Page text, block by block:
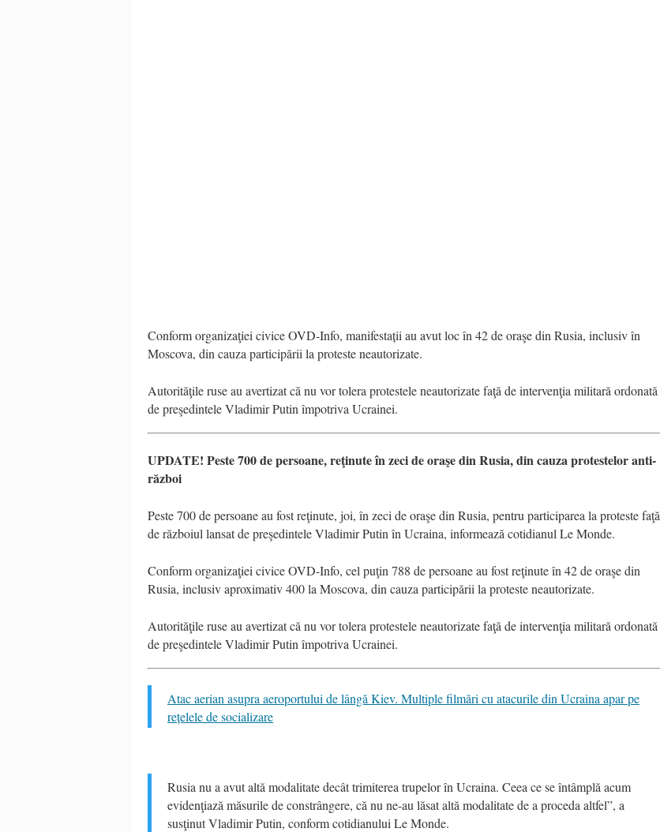
Conform organizaţiei civice OVD-Info, manifestații au avut loc în 42 de oraşe din Rusia, inclusiv în
Moscova, din cauza participării la proteste neautorizate.
Autorităţile ruse au avertizat că nu vor tolera protestele neautorizate faţă de intervenţia militară ordonată
de preşedintele Vladimir Putin împotriva Ucrainei.
UPDATE! Peste 700 de persoane, reţinute în zeci de oraşe din Rusia, din cauza protestelor anti-
război
Peste 700 de persoane au fost reţinute, joi, în zeci de oraşe din Rusia, pentru participarea la proteste faţă
de războiul lansat de preşedintele Vladimir Putin în Ucraina, informează cotidianul Le Monde.
Conform organizaţiei civice OVD-Info, cel puţin 788 de persoane au fost reţinute în 42 de oraşe din
Rusia, inclusiv aproximativ 400 la Moscova, din cauza participării la proteste neautorizate.
Autorităţile ruse au avertizat că nu vor tolera protestele neautorizate faţă de intervenţia militară ordonată
de preşedintele Vladimir Putin împotriva Ucrainei.
Atac aerian asupra aeroportului de lângă Kiev. Multiple filmări cu atacurile din Ucraina apar pe
rețelele de socializare
Rusia nu a avut altă modalitate decât trimiterea trupelor în Ucraina. Ceea ce se întâmplă acum
evidenţiază măsurile de constrângere, că nu ne-au lăsat altă modalitate de a proceda altfel”, a
susţinut Vladimir Putin, conform cotidianului Le Monde.